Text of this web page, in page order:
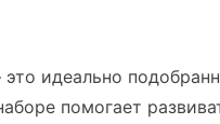
идеально
помогает